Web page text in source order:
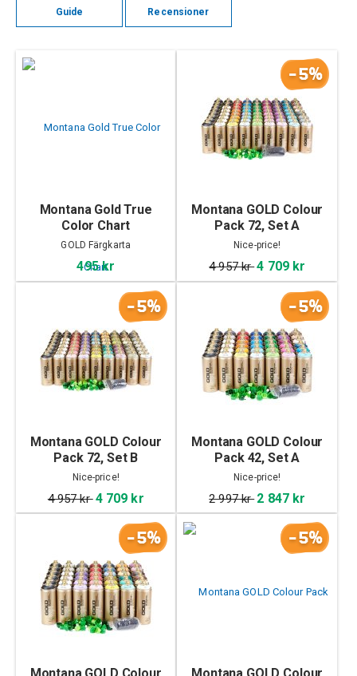
Guide Recensioner
Montana Gold True
Color Chart
GOLD Färgkarta
495 kr
-5%
Montana GOLD Colour
Pack 72, Set A
Nice-price!
4 957 kr4 709 kr
-5%
Montana GOLD Colour
Pack 72, Set B
Nice-price!
4 957 kr4 709 kr
-5%
Montana GOLD Colour
Pack 42, Set A
Nice-price!
2 997 kr 2 847 kr
-5% -5%